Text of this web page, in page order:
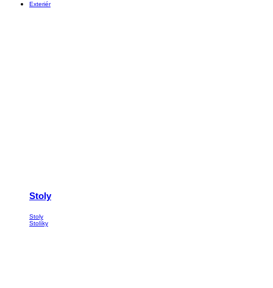
Exteriér
Stoly
Stoly
Stolíky